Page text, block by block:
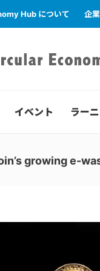
Hub について 企
イベント ラー
growing e-